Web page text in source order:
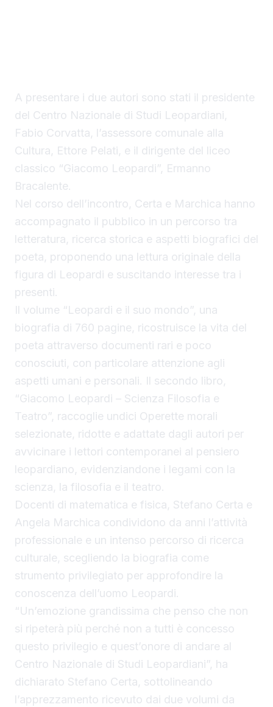
A presentare i due autori sono stati il presidente
del Centro Nazionale di Studi Leopardiani,
Fabio Corvatta, l’assessore comunale alla
Cultura, Ettore Pelati, e il dirigente del liceo
classico “Giacomo Leopardi”, Ermanno
Bracalente.
Nel corso dell’incontro, Certa e Marchica hanno
accompagnato il pubblico in un percorso tra
letteratura, ricerca storica e aspetti biografici del
poeta, proponendo una lettura originale della
figura di Leopardi e suscitando interesse tra i
presenti.
Il volume “Leopardi e il suo mondo”, una
biografia di 760 pagine, ricostruisce la vita del
poeta attraverso documenti rari e poco
conosciuti, con particolare attenzione agli
aspetti umani e personali. Il secondo libro,
“Giacomo Leopardi – Scienza Filosofia e
Teatro”, raccoglie undici Operette morali
selezionate, ridotte e adattate dagli autori per
avvicinare i lettori contemporanei al pensiero
leopardiano, evidenziandone i legami con la
scienza, la filosofia e il teatro.
Docenti di matematica e fisica, Stefano Certa e
Angela Marchica condividono da anni l’attività
professionale e un intenso percorso di ricerca
culturale, scegliendo la biografia come
strumento privilegiato per approfondire la
conoscenza dell’uomo Leopardi.
“Un’emozione grandissima che penso che non
si ripeterà più perché non a tutti è concesso
questo privilegio e quest’onore di andare al
Centro Nazionale di Studi Leopardiani”, ha
dichiarato Stefano Certa, sottolineando
l’apprezzamento ricevuto dai due volumi da